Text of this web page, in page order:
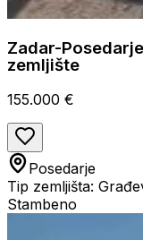
Zadar-
zemljište
155.000 €
Posedarje
Tip zemljišta:
Stambeno